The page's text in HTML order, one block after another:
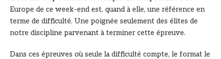
Europe de ce week-end est, quand à elle, une référence en
terme de difficulté. Une poignée seulement des élites de
notre discipline parvenant à terminer cette épreuve.
Dans ces épreuves où seule la difficulté compte, le format le